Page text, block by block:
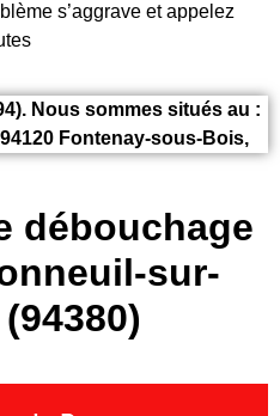
s’aggrave et appelez
Nous sommes situés au :
Fontenay-sous-Bois,
débouchage
sur-